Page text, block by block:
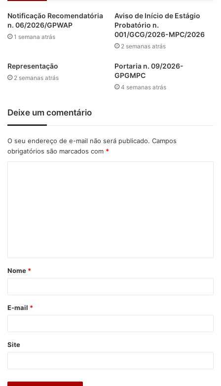
Notificação Recomendatória
n. 06/2026/GPWAP
1 semana atrás
Aviso de Início de Estágio
Probatório n.
001/GCG/2026-MPC/2026
2 semanas atrás
Representação
2 semanas atrás
Portaria n. 09/2026-
GPGMPC
4 semanas atrás
Deixe um comentário
O seu endereço de e-mail não será publicado. Campos
obrigatórios são marcados com *
á
r
*
Nome *
E-mail *
Site